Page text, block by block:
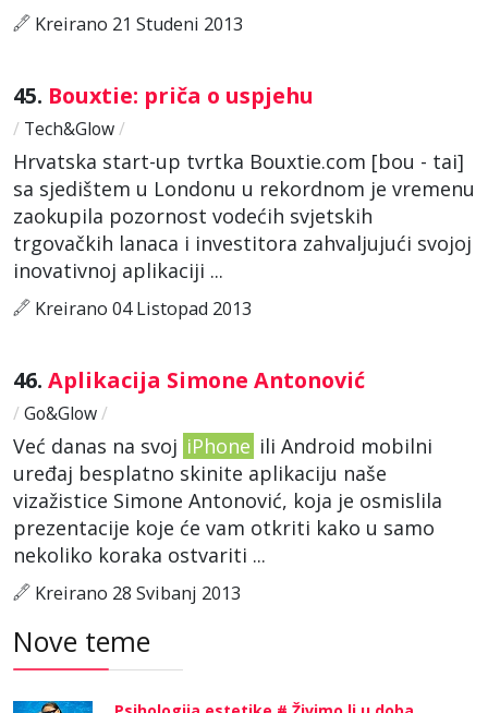
Kreirano 21 Studeni 2013
45. Bouxtie: priča o uspjehu
/ Tech&Glow/
Hrvatska start-up tvrtka Bouxtie.com [bou - tai]
sa sjedištem u Londonu u rekordnom je vremenu
zaokupila pozornost vodećih svjetskih
trgovačkih lanaca i investitora zahvaljujući svojoj
inovativnoj aplikaciji ...
Kreirano 04 Listopad 2013
46. Aplikacija Simone Antonović
/ Go&Glow/
Već danas na svoj iPhone ili Android mobilni
uređaj besplatno skinite aplikaciju naše
vizažistice Simone Antonović, koja je osmislila
prezentacije koje će vam otkriti kako u samo
nekoliko koraka ostvariti ...
Kreirano 28 Svibanj 2013
Nove teme